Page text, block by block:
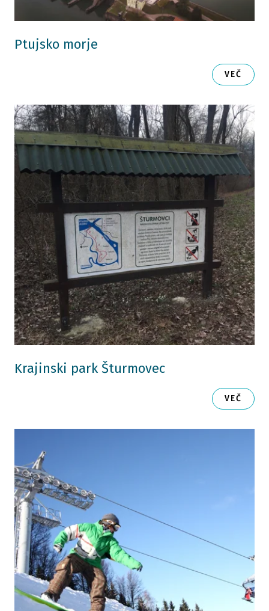
Ptujsko morje
VEČ
Krajinski park Šturmovec
VEČ